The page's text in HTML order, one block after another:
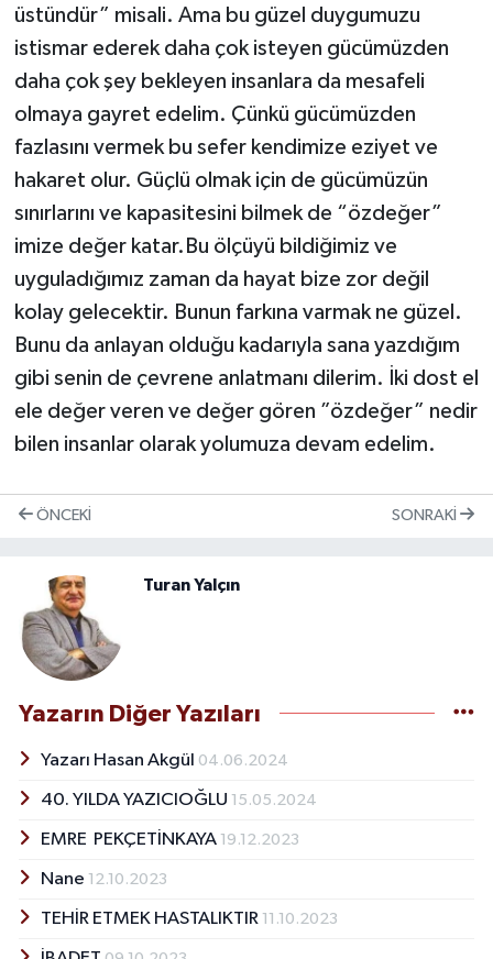
üstündür” misali. Ama bu güzel duygumuzu
istismar ederek daha çok isteyen gücümüzden
daha çok şey bekleyen insanlara da mesafeli
olmaya gayret edelim. Çünkü gücümüzden
fazlasını vermek bu sefer kendimize eziyet ve
hakaret olur. Güçlü olmak için de gücümüzün
sınırlarını ve kapasitesini bilmek de “özdeğer”
imize değer katar.Bu ölçüyü bildiğimiz ve
uyguladığımız zaman da hayat bize zor değil
kolay gelecektir. Bunun farkına varmak ne güzel.
Bunu da anlayan olduğu kadarıyla sana yazdığım
gibi senin de çevrene anlatmanı dilerim. İki dost el
ele değer veren ve değer gören ”özdeğer” nedir
bilen insanlar olarak yolumuza devam edelim.
ÖNCEKI SONRAKI
Turan Yalçın
Yazarın Diğer Yazıları
Yazarı Hasan Akgül 04.06.2024
40. YILDA YAZICIOĞLU 15.05.2024
EMRE PEKÇETİNKAYA 19.12.2023
Nane 12.10.2023
TEHİR ETMEK HASTALIKTIR 11.10.2023